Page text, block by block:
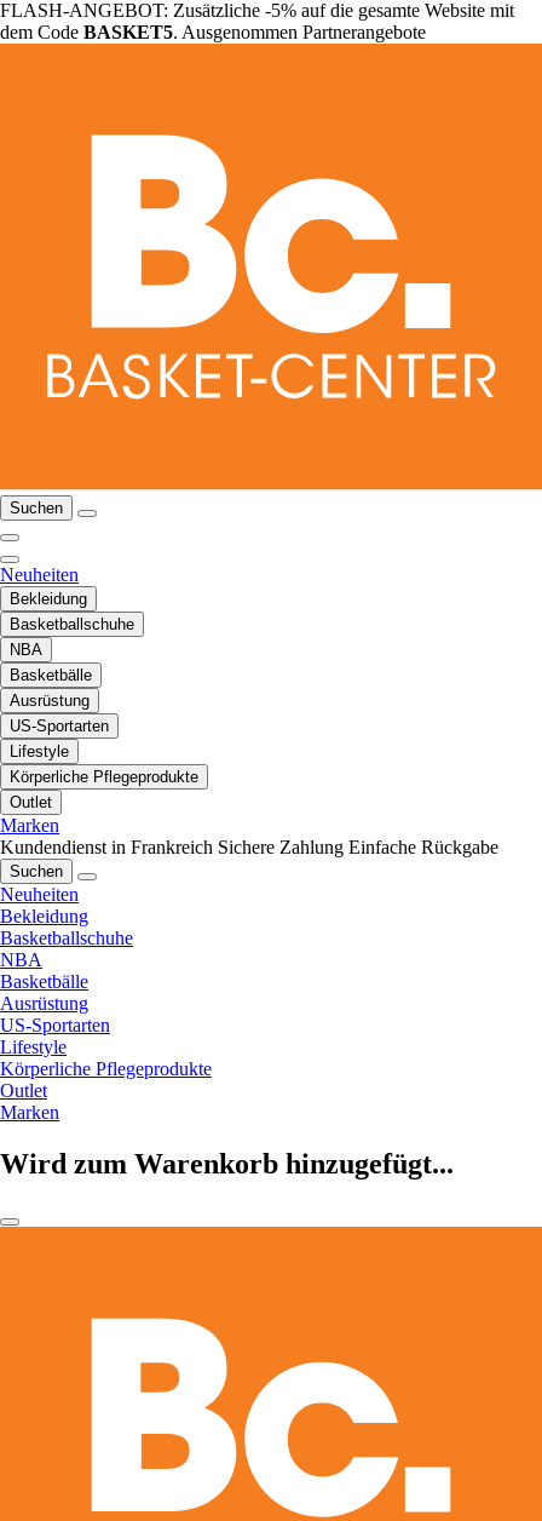
FLASH-ANGEBOT: Zusätzliche -5% auf die gesamte Website mit
dem Code BASKET5. Ausgenommen Partnerangebote
Suchen
Neuheiten
Bekleidung
Basketballschuhe
NBA
Basketbälle
Ausrüstung
US-Sportarten
Lifestyle
Körperliche Pflegeprodukte
Outlet
Marken
Kundendienst in Frankreich Sichere Zahlung Einfache Rückgabe
Suchen
Neuheiten
Bekleidung
Basketballschuhe
NBA
Basketbälle
Ausrüstung
US-Sportarten
Lifestyle
Körperliche Pflegeprodukte
Outlet
Marken
Wird zum Warenkorb hinzugefügt...